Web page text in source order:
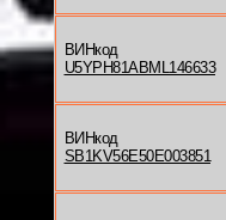
ВИНкод
U5YPH81ABML146633
ВИНкод
SB1KV56E50E003851